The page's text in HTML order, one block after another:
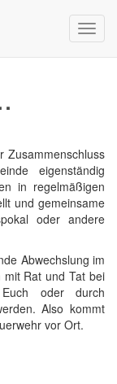
ein-/
Zusammenschluss
eigenständig
in regelmäßigen
und gemeinsame
oder andere
Abwechslung im
mit Rat und Tat bei
oder durch
Also kommt
vor Ort.